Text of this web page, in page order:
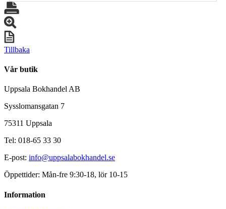
Tillbaka
Vår butik
Uppsala Bokhandel AB
Sysslomansgatan 7
75311 Uppsala
Tel: 018-65 33 30
E-post: info@uppsalabokhandel.se
Öppettider: Mån-fre 9:30-18, lör 10-15
Information